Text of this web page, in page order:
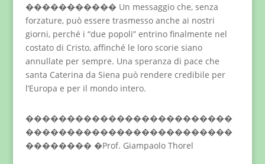
����������� Un messaggio che, senza
forzature, può essere trasmesso anche ai nostri
giorni, perché i “due popoli” entrino finalmente nel
costato di Cristo, affinché le loro scorie siano
annullate per sempre. Una speranza di pace che
santa Caterina da Siena può rendere credibile per
l’Europa e per il mondo intero.
�������������������������
�������������������������
�������� �Prof. Giampaolo Thorel